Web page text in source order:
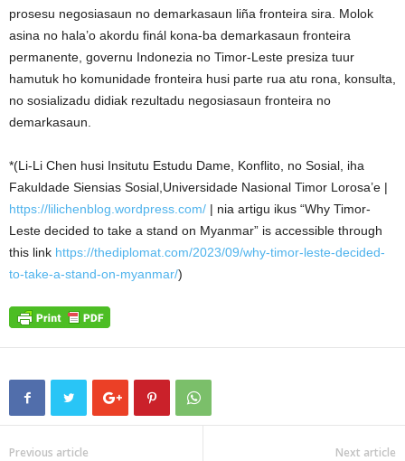
prosesu negosiasaun no demarkasaun liña fronteira sira. Molok
asina no hala’o akordu finál kona-ba demarkasaun fronteira
permanente, governu Indonezia no Timor-Leste presiza tuur
hamutuk ho komunidade fronteira husi parte rua atu rona, konsulta,
no sosializadu didiak rezultadu negosiasaun fronteira no
demarkasaun.
*(Li-Li Chen husi Insitutu Estudu Dame, Konflito, no Sosial, iha
Fakuldade Siensias Sosial,Universidade Nasional Timor Lorosa’e |
https://lilichenblog.wordpress.com/ | nia artigu ikus “Why Timor-
Leste decided to take a stand on Myanmar” is accessible through
this link https://thediplomat.com/2023/09/why-timor-leste-decided-
to-take-a-stand-on-myanmar/)
Previous article Next article